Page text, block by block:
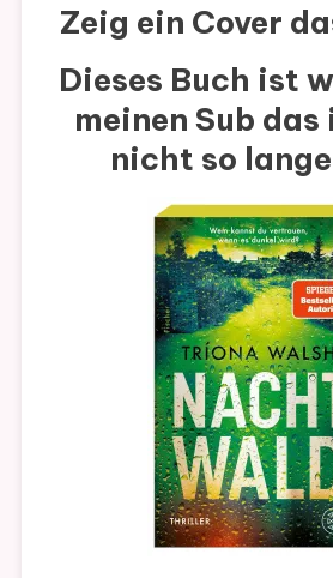
Zeig ein Cover
Dieses Buch ist
meinen Sub
nicht so